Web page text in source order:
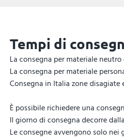
Tempi di
La consegna per materiale
La consegna per materiale
Consegna in Italia zone
È possibile richiedere una
Il giorno di consegna decorre
Le consegne avvengono solo